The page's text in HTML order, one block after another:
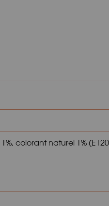
colorant naturel 1%